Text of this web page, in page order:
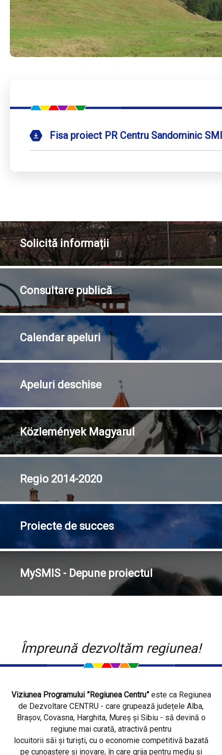
Fisa proiect PR Centru Sandominic
Solicităinformații
Consultarepublică
Calendar apeluri
Apeluri deschise
Közlemények Magyarul
Regio 2014-2020
Proiectede succes
MySMIS - Depune proiectul
Împreună dezvoltăm regiunea!
Viziunea Programului ”Regiunea Centru”este ca Regiunea
de Dezvoltare CENTRU - care grupează județele Alba,
Brașov, Covasna, Harghita, Mureș și Sibiu - să devină o
regiune mai curată, atractivă pentru
locuitorii săi și turiști, cu o economie competitivă bazată
pe cunoaștere și inovare, în care grija pentru mediu și